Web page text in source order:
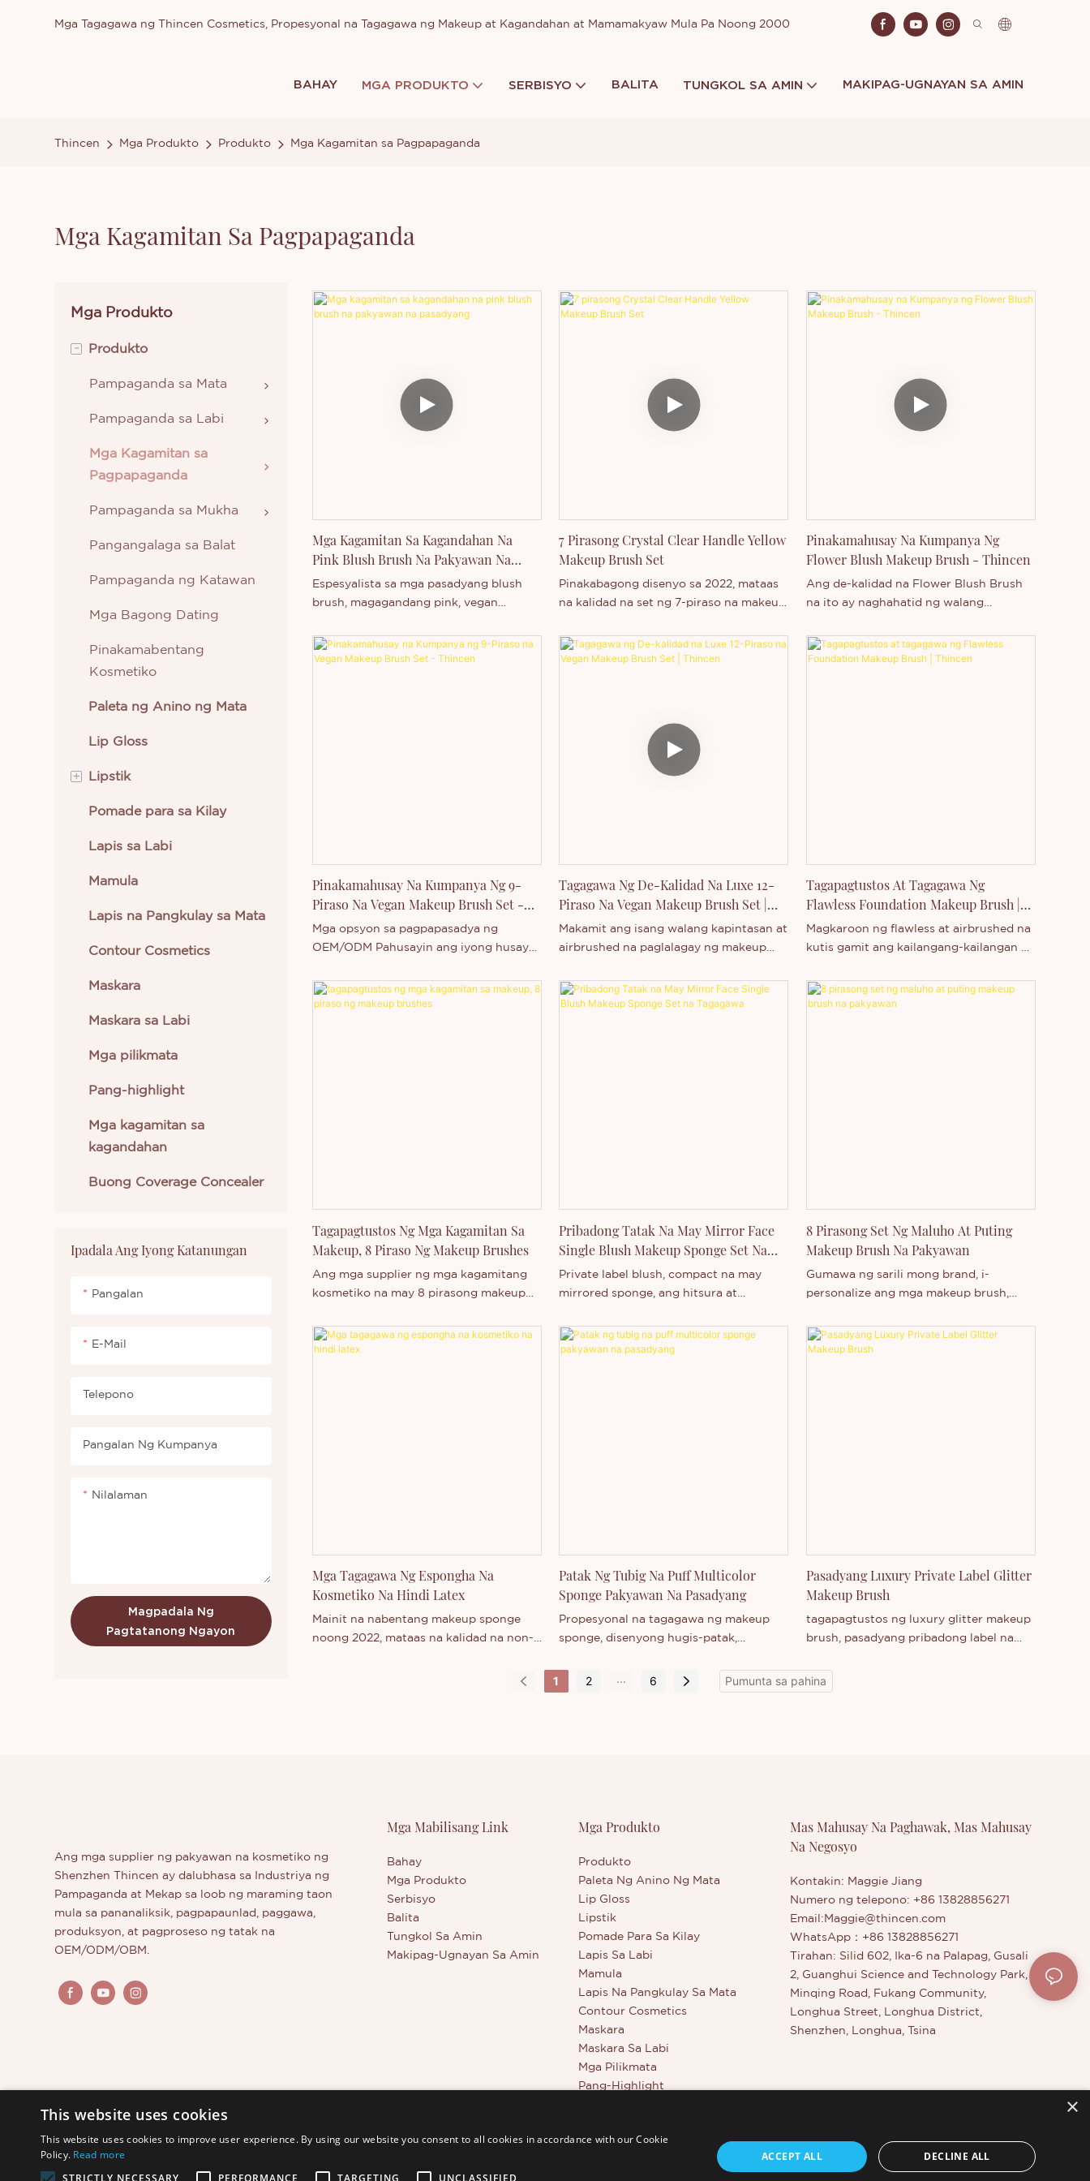
Mga Tagagawa ng Thincen Cosmetics, Propesyonal na Tagagawa ng Makeup at Kagandahan at Mamamakyaw Mula Pa Noong 2000
BAHAY MGA PRODUKTO SERBISYO BALITA TUNGKOL SA AMIN MAKIPAG-UGNAYAN SA AMIN
Thincen Mga Produkto Produkto Mga Kagamitan sa Pagpapaganda
Mga Kagamitan Sa Pagpapaganda
Mga Produkto
- Produkto
Pampaganda sa Mata
Pampaganda sa Labi
Mga Kagamitan sa
Pagpapaganda
Pampaganda sa Mukha
Pangangalaga sa Balat
Pampaganda ng Katawan
Mga Bagong Dating
Pinakamabentang
Kosmetiko
Paleta ng Anino ng Mata
Lip Gloss
+ Lipstik
Krem na Lipstik
Likidong Lipstick
Pomade para sa Kilay
Lapis sa Labi
Mamula
Lapis na Pangkulay sa Mata
Contour Cosmetics
Maskara
Maskara sa Labi
Mga pilikmata
Pang-highlight
Mga kagamitan sa
kagandahan
Buong Coverage Concealer
Ipadala Ang Iyong Katanungan
Pangalan
E-Mail
Telepono
Pangalan Ng Kumpanya
Nilalaman
Magpadala Ng
Pagtatanong Ngayon
Mga Kagamitan Sa Kagandahan Na
Pink Blush Brush Na Pakyawan Na
Pasadyang
Espesyalista sa mga pasadyang blush
brush, magagandang pink, vegan
iyong pribadong tatak.
7 Pirasong Crystal Clear Handle Yellow
Makeup Brush Set
Pinakabagong disenyo sa 2022, mataas
na kalidad na set ng 7-piraso na makeup
mukha/labi, dilaw at malinaw na
hawakan, mataas na kalidad.
Pinakamahusay Na Kumpanya Ng
Flower Blush Makeup Brush - Thincen
Ang de-kalidad na Flower Blush Brush
na ito ay naghahatid ng walang
finish. Magtanong ngayon tungkol sa
aming kumpletong linya ng mga
Pinakamahusay Na Kumpanya Ng 9-
Piraso Na Vegan Makeup Brush Set -
Thincen
Mga opsyon sa pagpapasadya ng
OEM/ODM Pahusayin ang iyong husay
at trendy brush set na ito. Tinitiyak ng
malambot na synthetic bristles ang
Tagagawa Ng De-Kalidad Na Luxe 12-
Piraso Na Vegan Makeup Brush Set |
Thincen
Makamit ang isang walang kapintasan at
airbrushed na paglalagay ng makeup
set ng brush na ito. Ginawa gamit ang
mga de-kalidad na sintetikong bristles
Tagapagtustos At Tagagawa Ng
Flawless Foundation Makeup Brush |
Thincen
Magkaroon ng flawless at airbrushed na
kutis gamit ang kailangang-kailangan na
lahat ng uri ng makeup products.
Magtanong ngayon tungkol sa aming
Tagapagtustos Ng Mga Kagamitan Sa
Makeup, 8 Piraso Ng Makeup Brushes
Ang mga supplier ng mga kagamitang
kosmetiko na may 8 pirasong makeup
mabibili sa Thincen Main sa Guangdong,
China. Dahil sa aming malakas na
nais malaman ang higit pa tungkol sa
aming kumpanya.
Pribadong Tatak Na May Mirror Face
Single Blush Makeup Sponge Set Na
Tagagawa
Private label blush, compact na may
mirrored sponge, ang hitsura at
pagpapasadya ng pribadong label.
8 Pirasong Set Ng Maluho At Puting
Makeup Brush Na Pakyawan
Gumawa ng sarili mong brand, i-
personalize ang mga makeup brush,
count, 16-count na luxury white makeup
brush sets.
Mga Tagagawa Ng Espongha Na
Kosmetiko Na Hindi Latex
Mainit na nabentang makeup sponge
noong 2022, mataas na kalidad na non-
Patak Ng Tubig Na Puff Multicolor
Sponge Pakyawan Na Pasadyang
Propesyonal na tagagawa ng makeup
sponge, disenyong hugis-patak,
ng sariling tatak, pagpapasadya ng
pribadong tatak.
Pasadyang Luxury Private Label Glitter
Makeup Brush
tagapagtustos ng luxury glitter makeup
brush, pasadyang pribadong label na
1 2 ... 6
Ang mga supplier ng pakyawan na kosmetiko ng
Shenzhen Thincen ay dalubhasa sa Industriya ng
Pampaganda at Mekap sa loob ng maraming taon
mula sa pananaliksik, pagpapaunlad, paggawa,
produksyon, at pagproseso ng tatak na
OEM/ODM/OBM.
Mga Mabilisang Link
Bahay
Mga Produkto
Serbisyo
Balita
Tungkol Sa Amin
Makipag-Ugnayan Sa Amin
Mga Produkto
Produkto
Paleta Ng Anino Ng Mata
Lip Gloss
Lipstik
Pomade Para Sa Kilay
Lapis Sa Labi
Mamula
Lapis Na Pangkulay Sa Mata
Contour Cosmetics
Maskara
Maskara Sa Labi
Mga Pilikmata
Pang-Highlight
Mas Mahusay Na Paghawak, Mas Mahusay
Na Negosyo
Kontakin: Maggie Jiang
Numero ng telepono: +86 13828856271
Email: Maggie@thincen.com
WhatsApp：+86 13828856271
Tirahan: Silid 602, Ika-6 na Palapag, Gusali
2, Guanghui Science and Technology Park,
Minqing Road, Fukang Community,
Longhua Street, Longhua District,
Shenzhen, Longhua, Tsina
×
This website uses cookies
This website uses cookies to improve user experience. By using our website you consent to all cookies in accordance with our Cookie
Policy. Read more
STRICTLY NECESSARY
PERFORMANCE TARGETING UNCLASSIFIED
ACCEPT ALL DECLINE ALL